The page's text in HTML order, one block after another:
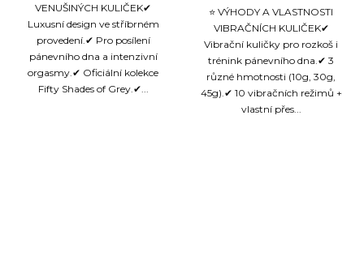
VENUŠINÝCH KULIČEK✔
Luxusní design ve stříbrném
provedení.✔ Pro posílení
pánevního dna a intenzivní
orgasmy.✔ Oficiální kolekce
Fifty Shades of Grey.✔...
⭐ VÝHODY A VLASTNOSTI
VIBRAČNÍCH KULIČEK✔
Vibrační kuličky pro rozkoš i
trénink pánevního dna.✔ 3
různé hmotnosti (10g, 30g,
45g).✔ 10 vibračních režimů +
vlastní přes...